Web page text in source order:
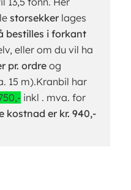
storsekkerlages
bestilles i forkant
eller om du vil ha
pr. ordreog
15 m).Kranbil har
inkl . mva. for
kostnad er kr. 940,-